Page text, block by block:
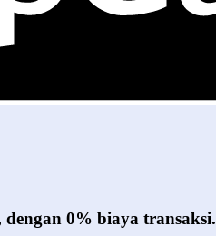
0% biaya transaksi.